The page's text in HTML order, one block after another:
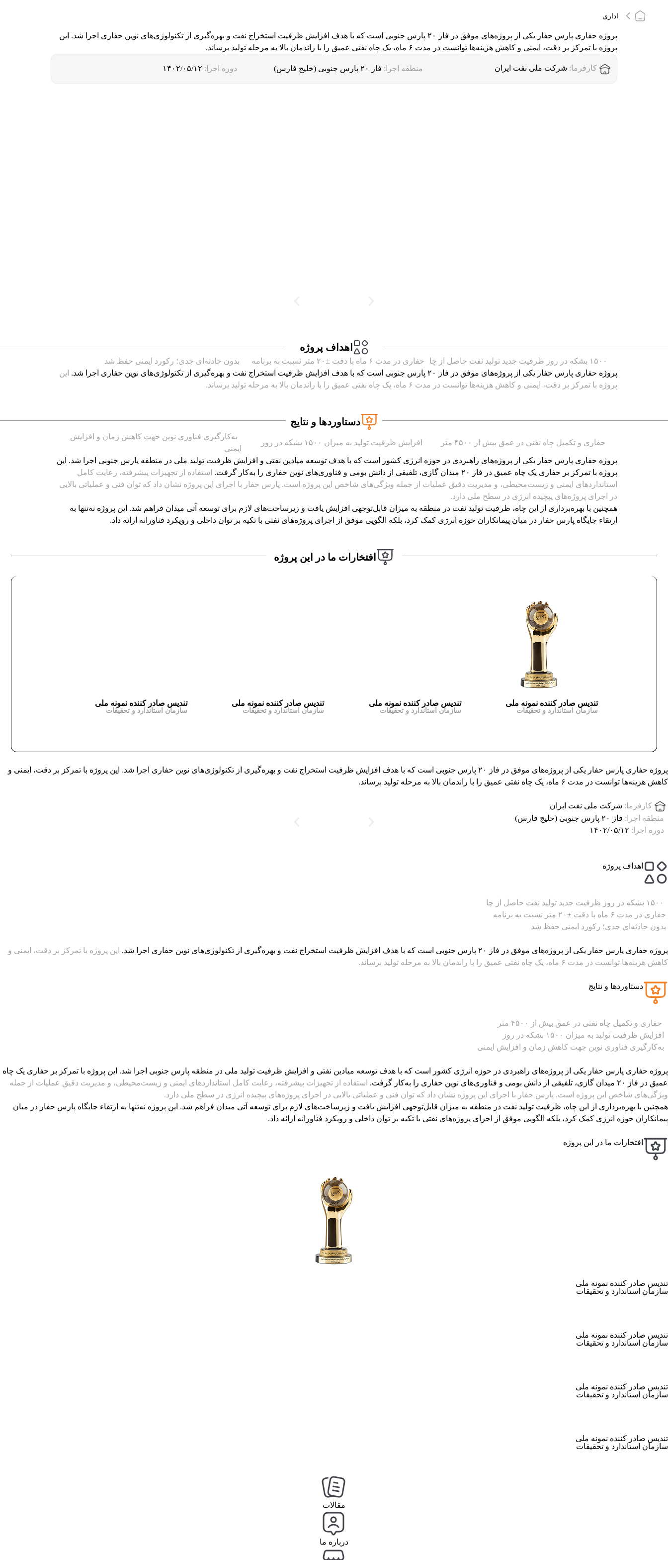
اداری
پروژه حفاری پارس حفار یکی از پروژه‌های موفق در فاز ۲۰ پارس جنوبی است که با هدف افزایش ظرفیت استخراج نفت و بهره‌گیری از تکنولوژی‌های نوین حفاری اجرا شد. این
پروژه با تمرکز بر دقت، ایمنی و کاهش هزینه‌ها توانست در مدت ۶ ماه، یک چاه نفتی عمیق را با راندمان بالا به مرحله تولید برساند.
کارفرما: شرکت ملی نفت ایران منطقه اجرا: فاز ۲۰ پارس جنوبی (خلیج فارس) دوره اجرا:
اهداف پروژه
حفاری در مدت ۶ ماه با دقت ±۲۰ متر نسبت به برنامه
بدون حادثه‌ای جدی؛ رکورد ایمنی حفظ شد
پروژه حفاری پارس حفار یکی از پروژه‌های موفق در فاز ۲۰ پارس جنوبی است که با هدف افزایش ظرفیت استخراج نفت و بهره‌گیری از تکنولوژی‌های نوین حفاری اجرا شد.
این
پروژه با تمرکز بر دقت، ایمنی و کاهش هزینه‌ها توانست در مدت ۶ ماه، یک چاه نفتی عمیق را با راندمان بالا به مرحله تولید برساند.
دستاوردها و نتایج
حفاری و تکمیل چاه نفتی در عمق بیش از ۴۵۰۰ متر افزایش ظرفیت تولید به میزان ۱۵۰۰ بشکه در روز
به‌کارگیری فناوری نوین جهت کاهش زمان و افزایش
ایمنی
پروژه حفاری پارس حفار یکی از پروژه‌های راهبردی در حوزه انرژی کشور است که با هدف توسعه میادین نفتی و افزایش ظرفیت تولید ملی در منطقه پارس جنوبی اجرا شد. این
پروژه با تمرکز بر حفاری یک چاه عمیق در فاز ۲۰ میدان گازی، تلفیقی از دانش بومی و فناوری‌های نوین حفاری را به‌کار گرفت.
استفاده از تجهیزات پیشرفته، رعایت کامل
استانداردهای ایمنی و زیست‌محیطی، و مدیریت دقیق عملیات از جمله ویژگی‌های شاخص این پروژه است. پارس حفار با اجرای این پروژه نشان داد که توان فنی و عملیاتی بالایی
در اجرای پروژه‌های پیچیده انرژی در سطح ملی دارد.
همچنین با بهره‌برداری از این چاه، ظرفیت تولید نفت در منطقه به میزان قابل‌توجهی افزایش یافت و زیرساخت‌های لازم برای توسعه آتی میدان فراهم شد. این پروژه نه‌تنها به
ارتقاء جایگاه پارس حفار در میان پیمانکاران حوزه انرژی کمک کرد، بلکه الگویی موفق از اجرای پروژه‌های نفتی با تکیه بر توان داخلی و رویکرد فناورانه ارائه داد.
افتخارات ما در این پروژه
تندیس صادر کننده نمونه ملی
سازمان استاندارد و تحقیقات
تندیس صادر کننده نمونه ملی
سازمان استاندارد و تحقیقات
تندیس صادر کننده نمونه ملی
سازمان استاندارد و تحقیقات
تندیس صادر کننده نمونه ملی
سازمان استاندارد و تحقیقات
پروژه حفاری پارس حفار یکی از پروژه‌های موفق در فاز ۲۰ پارس جنوبی است که با هدف افزایش ظرفیت استخراج نفت و بهره‌گیری از تکنولوژی‌های نوین حفاری اجرا شد. این پروژه با تمرکز بر دقت، ایمنی و
کاهش هزینه‌ها توانست در مدت ۶ ماه، یک چاه نفتی عمیق را با راندمان بالا به مرحله تولید برساند.
کارفرما: شرکت ملی نفت ایران
منطقه اجرا: فاز ۲۰ پارس جنوبی (خلیج فارس)
دوره اجرا:
اهداف پروژه
حفاری در مدت ۶ ماه با دقت ±۲۰ متر نسبت به برنامه
بدون حادثه‌ای جدی؛ رکورد ایمنی حفظ شد
پروژه حفاری پارس حفار یکی از پروژه‌های موفق در فاز ۲۰ پارس جنوبی است که با هدف افزایش ظرفیت استخراج نفت و بهره‌گیری از تکنولوژی‌های نوین حفاری اجرا شد.
این پروژه با تمرکز بر دقت، ایمنی و
کاهش هزینه‌ها توانست در مدت ۶ ماه، یک چاه نفتی عمیق را با راندمان بالا به مرحله تولید برساند.
دستاوردها و نتایج
حفاری و تکمیل چاه نفتی در عمق بیش از ۴۵۰۰ متر
افزایش ظرفیت تولید به میزان ۱۵۰۰ بشکه در روز
به‌کارگیری فناوری نوین جهت کاهش زمان و افزایش ایمنی
پروژه حفاری پارس حفار یکی از پروژه‌های راهبردی در حوزه انرژی کشور است که با هدف توسعه میادین نفتی و افزایش ظرفیت تولید ملی در منطقه پارس جنوبی اجرا شد. این پروژه با تمرکز بر حفاری یک چاه
عمیق در فاز ۲۰ میدان گازی، تلفیقی از دانش بومی و فناوری‌های نوین حفاری را به‌کار گرفت.
استفاده از تجهیزات پیشرفته، رعایت کامل استانداردهای ایمنی و زیست‌محیطی، و مدیریت دقیق عملیات از جمله
ویژگی‌های شاخص این پروژه است. پارس حفار با اجرای این پروژه نشان داد که توان فنی و عملیاتی بالایی در اجرای پروژه‌های پیچیده انرژی در سطح ملی دارد.
همچنین با بهره‌برداری از این چاه، ظرفیت تولید نفت در منطقه به میزان قابل‌توجهی افزایش یافت و زیرساخت‌های لازم برای توسعه آتی میدان فراهم شد. این پروژه نه‌تنها به ارتقاء جایگاه پارس حفار در میان
پیمانکاران حوزه انرژی کمک کرد، بلکه الگویی موفق از اجرای پروژه‌های نفتی با تکیه بر توان داخلی و رویکرد فناورانه ارائه داد.
افتخارات ما در این پروژه
تندیس صادر کننده نمونه ملی
سازمان استاندارد و تحقیقات
تندیس صادر کننده نمونه ملی
سازمان استاندارد و تحقیقات
تندیس صادر کننده نمونه ملی
سازمان استاندارد و تحقیقات
تندیس صادر کننده نمونه ملی
سازمان استاندارد و تحقیقات
مقالات
درباره ما